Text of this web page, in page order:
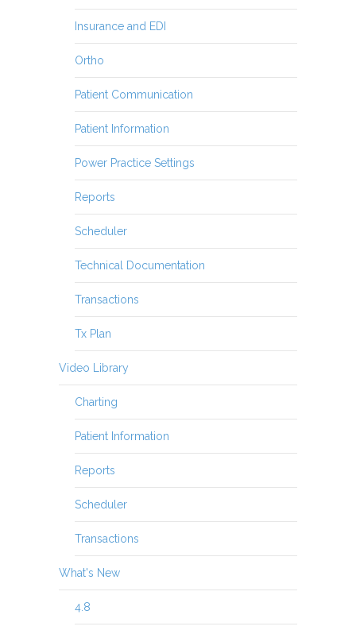
Insurance and EDI
Ortho
Patient Communication
Patient Information
Power Practice Settings
Reports
Scheduler
Technical Documentation
Transactions
Tx Plan
Video Library
Charting
Patient Information
Reports
Scheduler
Transactions
What's New
4.8